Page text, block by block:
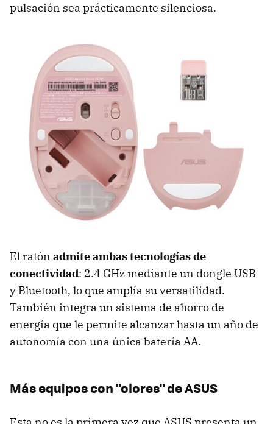
pulsación sea prácticamente silenciosa.
El ratón admite ambas tecnologías de
conectividad: 2.4 GHz mediante un dongle USB
y Bluetooth, lo que amplía su versatilidad.
También integra un sistema de ahorro de
energía que le permite alcanzar hasta un año de
autonomía con una única batería AA.
Más equipos con "olores" de ASUS